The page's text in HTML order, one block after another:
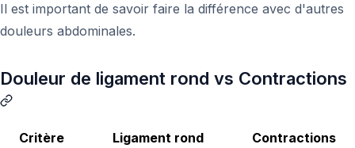
Il est important de savoir faire la différence avec d'autres
douleurs abdominales.
Douleur de ligament rond vs Contractions
Critère Ligament rond
Contractions